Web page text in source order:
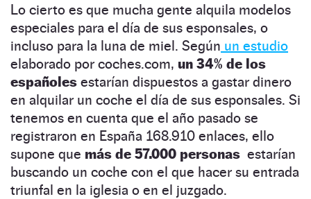
Lo cierto es que mucha gente alquila modelos
especiales para el día de sus esponsales, o
incluso para la luna de miel. Según un estudio
elaborado por coches.com, un 34% de los
españoles estarían dispuestos a gastar dinero
en alquilar un coche el día de sus esponsales. Si
tenemos en cuenta que el año pasado se
registraron en España 168.910 enlaces, ello
supone que más de 57.000 personas estarían
buscando un coche con el que hacer su entrada
triunfal en la iglesia o en el juzgado.